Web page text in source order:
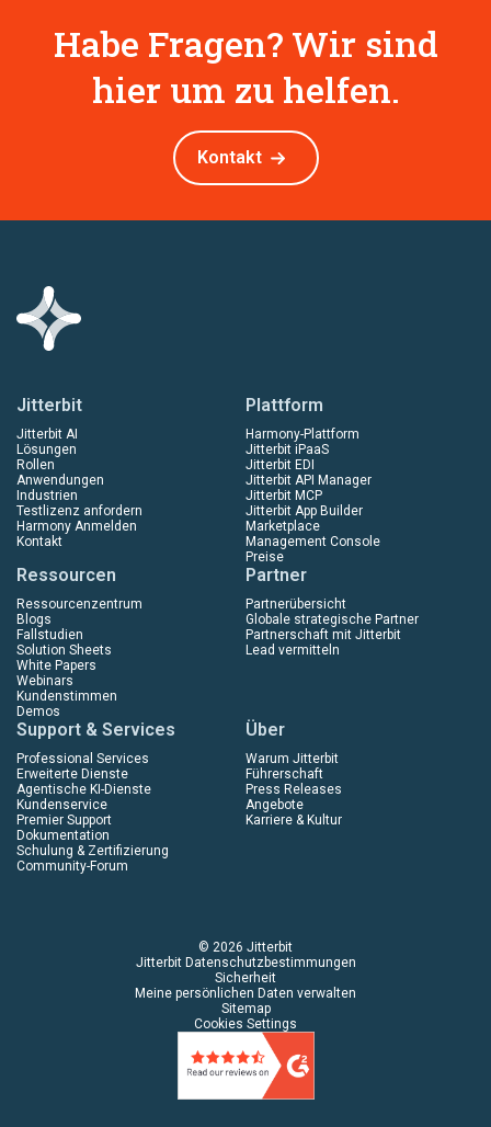
Habe Fragen? Wir sind
hier um zu helfen.
Kontakt
Jitterbit
Jitterbit AI
Lösungen
Rollen
Anwendungen
Industrien
Testlizenz anfordern
Harmony Anmelden
Kontakt
Plattform
Harmony-Plattform
Jitterbit iPaaS
Jitterbit EDI
Jitterbit API Manager
Jitterbit MCP
Jitterbit App Builder
Marketplace
Management Console
Preise
Ressourcen
Ressourcenzentrum
Blogs
Fallstudien
Solution Sheets
White Papers
Webinars
Kundenstimmen
Demos
Partner
Partnerübersicht
Globale strategische Partner
Partnerschaft mit Jitterbit
Lead vermitteln
Support & Services
Professional Services
Erweiterte Dienste
Agentische KI-Dienste
Kundenservice
Premier Support
Dokumentation
Schulung & Zertifizierung
Community-Forum
Über
Warum Jitterbit
Führerschaft
Press Releases
Angebote
Karriere & Kultur
© 2026 Jitterbit
Jitterbit Datenschutzbestimmungen
Sicherheit
Meine persönlichen Daten verwalten
Sitemap
Cookies Settings